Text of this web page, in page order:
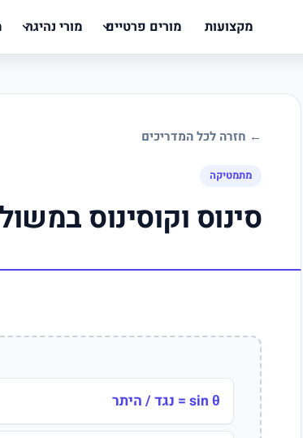
מקצועות מורים פרטיים מורי נהיגה
← חזרה לכל המדריכים
מתמטיקה
סינוס וקוסינוס
sin θ = נגד / היתר